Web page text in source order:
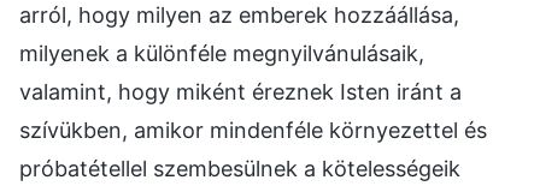
arról, hogy milyen az emberek hozzáállása,
milyenek a különféle megnyilvánulásaik,
valamint, hogy miként éreznek Isten iránt a
szívükben, amikor mindenféle környezettel és
próbatétellel szembesülnek a kötelességeik